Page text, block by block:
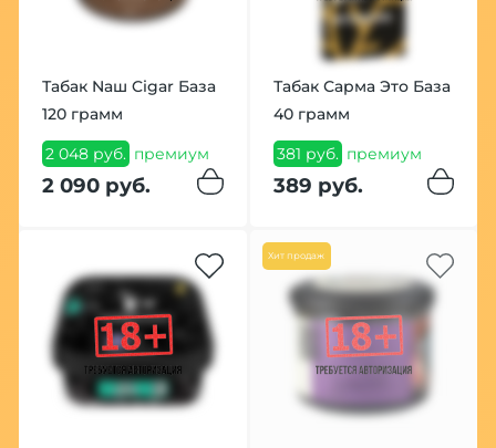
Табак Nаш Cigar База
120 грамм
2 048 руб. премиум
2 090 руб.
Табак Сарма Это База
40 грамм
381 руб. премиум
389 руб.
Хит продаж